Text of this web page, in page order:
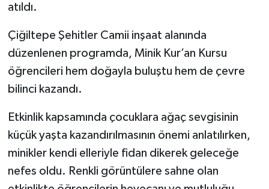
atıldı.
Çiğiltepe Şehitler Camii inşaat alanında
düzenlenen programda, Minik Kur’an Kursu
öğrencileri hem doğayla buluştu hem de çevre
bilinci kazandı.
Etkinlik kapsamında çocuklara ağaç sevgisinin
küçük yaşta kazandırılmasının önemi anlatılırken,
minikler kendi elleriyle fidan dikerek geleceğe
nefes oldu. Renkli görüntülere sahne olan